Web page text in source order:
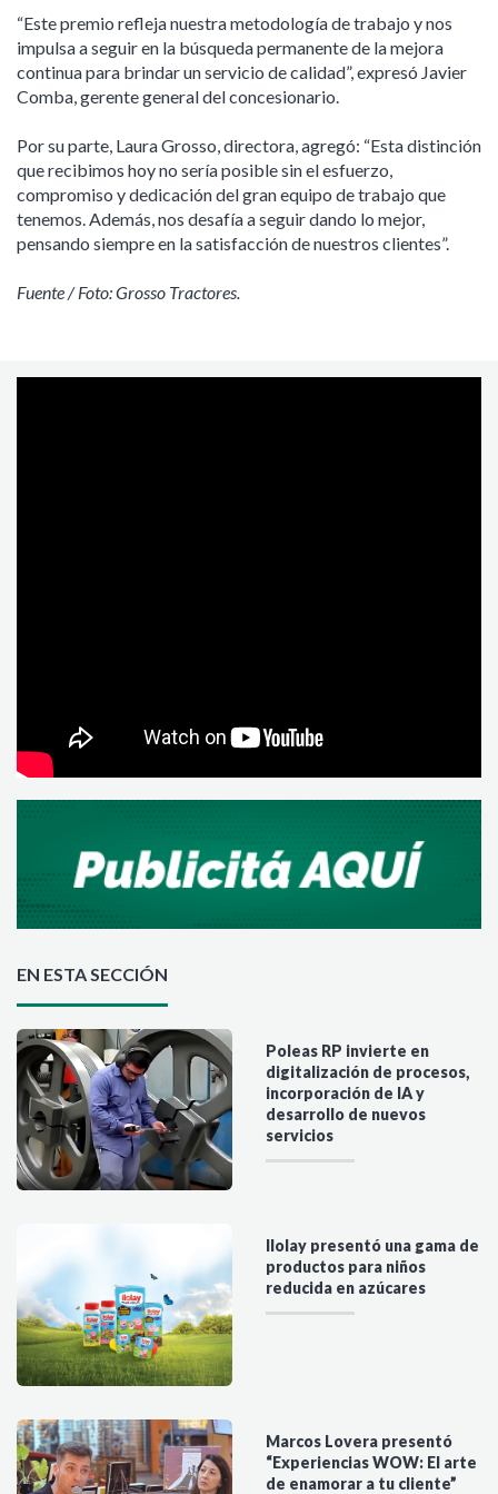
“Este premio refleja nuestra metodología de trabajo y nos
impulsa a seguir en la búsqueda permanente de la mejora
continua para brindar un servicio de calidad”, expresó Javier
Comba, gerente general del concesionario.
Por su parte, Laura Grosso, directora, agregó: “Esta distinción
que recibimos hoy no sería posible sin el esfuerzo,
compromiso y dedicación del gran equipo de trabajo que
tenemos. Además, nos desafía a seguir dando lo mejor,
pensando siempre en la satisfacción de nuestros clientes”.
Fuente / Foto: Grosso Tractores.
EN ESTA SECCIÓN
Poleas RP invierte en
digitalización de procesos,
incorporación de IA y
desarrollo de nuevos
servicios
Ilolay presentó una gama de
productos para niños
reducida en azúcares
Marcos Lovera presentó
“Experiencias WOW: El arte
de enamorar a tu cliente”